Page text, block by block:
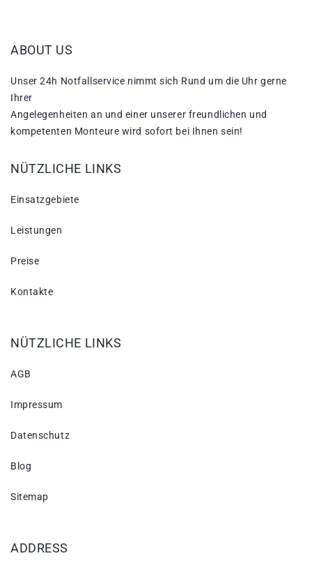
ABOUT US
Unser 24h Notfallservice nimmt sich Rund um die Uhr gerne
Ihrer
Angelegenheiten an und einer unserer freundlichen und
kompetenten Monteure wird sofort bei Ihnen sein!
NÜTZLICHE LINKS
Einsatzgebiete
Leistungen
Preise
Kontakte
NÜTZLICHE LINKS
AGB
Impressum
Datenschutz
Blog
Sitemap
ADDRESS